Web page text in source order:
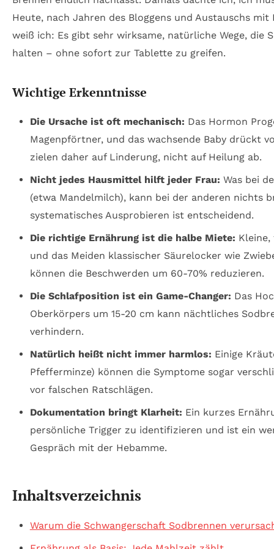
Heute, nach Jahren des Bloggens und Austauschs
weiß ich: Es gibt sehr wirksame, natürliche Wege, die
halten – ohne sofort zur Tablette zu greifen.
Wichtige Erkenntnisse
Die Ursache ist oft mechanisch: Das Hormon
Magenpförtner, und das wachsende Baby drückt
zielen daher auf Linderung, nicht auf Heilung ab.
Nicht jedes Hausmittel hilft jeder Frau: Was bei
(etwa Mandelmilch), kann bei der anderen nichts
systematisches Ausprobieren ist entscheidend.
Die richtige Ernährung ist die halbe Miete:
und das Meiden klassischer Säurelocker wie
können die Beschwerden um 60-70% reduzieren.
Die Schlafposition ist ein Game-Changer: Das
Oberkörpers um 15-20 cm kann nächtliches
verhindern.
Natürlich heißt nicht immer harmlos: Einige
Pfefferminze) können die Symptome sogar
vor falschen Ratschlägen.
Dokumentation bringt Klarheit: Ein kurzes
persönliche Trigger zu identifizieren und ist ein
Gespräch mit der Hebamme.
Inhaltsverzeichnis
Warum die Schwangerschaft Sodbrennen